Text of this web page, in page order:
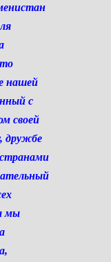
нашей
с
своей
дружбе
мы